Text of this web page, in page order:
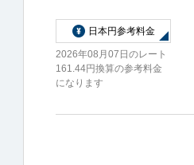
日本円参考料金
2026年08月07日のレート
161.44円換算の参考料金
になります